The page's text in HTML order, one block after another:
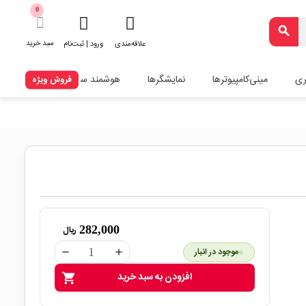
search
علاقه‌مندی ورود | ثبت‌نام
0
سبد خرید
مینی‌کامپیوترها نمایشگرها هوشمند سازیفروش ویژه
282,000 ریال
remove add موجود در انبار
shopping_cart افزودن به سبد خرید